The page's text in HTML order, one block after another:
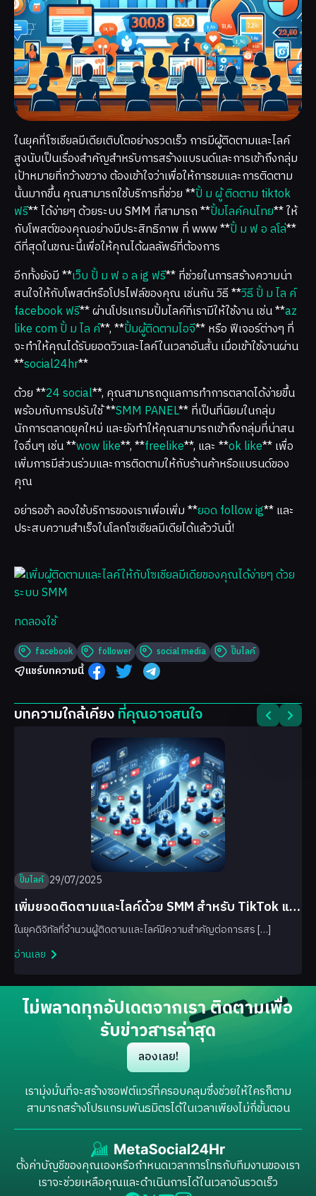
ในยุคที่โซเชียลมีเดียเติบโตอย่างรวดเร็ว การมีผู้ติดตามและไลค์
สูงนับเป็นเรื่องสำคัญสำหรับการสร้างแบรนด์และการเข้าถึงกลุ่ม
เป้าหมายที่กว้างขวาง ต้องเข้าใจว่าเพื่อให้การชมและการติดตาม
นั้นมากขึ้น คุณสามารถใช้บริการที่ช่วย **ปั้ ม ผู้ ติดตาม tiktok
ฟรี** ได้ง่ายๆ ด้วยระบบ SMM ที่สามารถ **ปั้มไลค์คนไทย** ให้
กับโพสต์ของคุณอย่างมีประสิทธิภาพ ที่ www **ปั้ ม ฟ อ ลโล่**
ดีที่สุดในขณะนี้เพื่อให้คุณได้ผลลัพธ์ที่ต้องการ
อีกทั้งยังมี **เว็บ ปั้ ม ฟ อ ล ig ฟรี** ที่ช่วยในการสร้างความน่า
สนใจให้กับโพสต์หรือโปรไฟล์ของคุณ เช่นกัน วิธี **วิธี ปั้ ม ไล ค์
facebook ฟรี** ผ่านโปรแกรมปั้มไลค์ที่เรามีให้ใช้งาน เช่น **az
like com ปั้ ม ไล ค์**, **ปั้มผู้ติดตามไอจี** หรือ ฟีเจอร์ต่างๆ ที่
จะทำให้คุณได้รับยอดวิวและไลค์ในเวลาอันสั้น เมื่อเข้าใช้งานผ่าน
**social24hr**
ด้วย **24 social**, คุณสามารถดูแลการทำการตลาดได้ง่ายขึ้น
พร้อมกับการปรับใช้ **SMM PANEL** ที่เป็นที่นิยมในกลุ่ม
นักการตลาดยุคใหม่ และยังทำให้คุณสามารถเข้าถึงกลุ่มที่น่าสน
ใจอื่นๆ เช่น **wow like**, **freelike**, และ **ok like** เพื่อ
เพิ่มการมีส่วนร่วมและการติดตามให้กับร้านค้าหรือแบรนด์ของ
คุณ
อย่ารอช้า ลองใช้บริการของเราเพื่อเพิ่ม **ยอด follow ig** และ
ประสบความสำเร็จในโลกโซเชียลมีเดียได้แล้ววันนี้!
ทดลองใช้
facebook follower social media ปั๊มไลค์
แชร์บทความนี้
บทความใกล้เคียงที่คุณอาจสนใจ
ปั๊มไลค์ 29/07/2025
เพิ่มยอดติดตามและไลค์ด้วย SMM สำหรับ TikTok และ
Facebook
ในยุคดิจิทัลที่จำนวนผู้ติดตามและไลค์มีความสำคัญต่อการสร […]
อ่านเลย
ไม่พลาดทุกอัปเดตจากเรา ติดตามเพื่อ
รับข่าวสารล่าสุด
ลองเลย!
เรามุ่งมั่นที่จะสร้างซอฟต์แวร์ที่ครอบคลุมซึ่งช่วยให้ใครก็ตาม
สามารถสร้างโปรแกรมพันธมิตรได้ในเวลาเพียงไม่กี่ขั้นตอน
ตั้งค่าบัญชีของคุณเองหรือกำหนดเวลาการโทรกับทีมงานของเรา
เราจะช่วยเหลือคุณและดำเนินการได้ในเวลาอันรวดเร็ว